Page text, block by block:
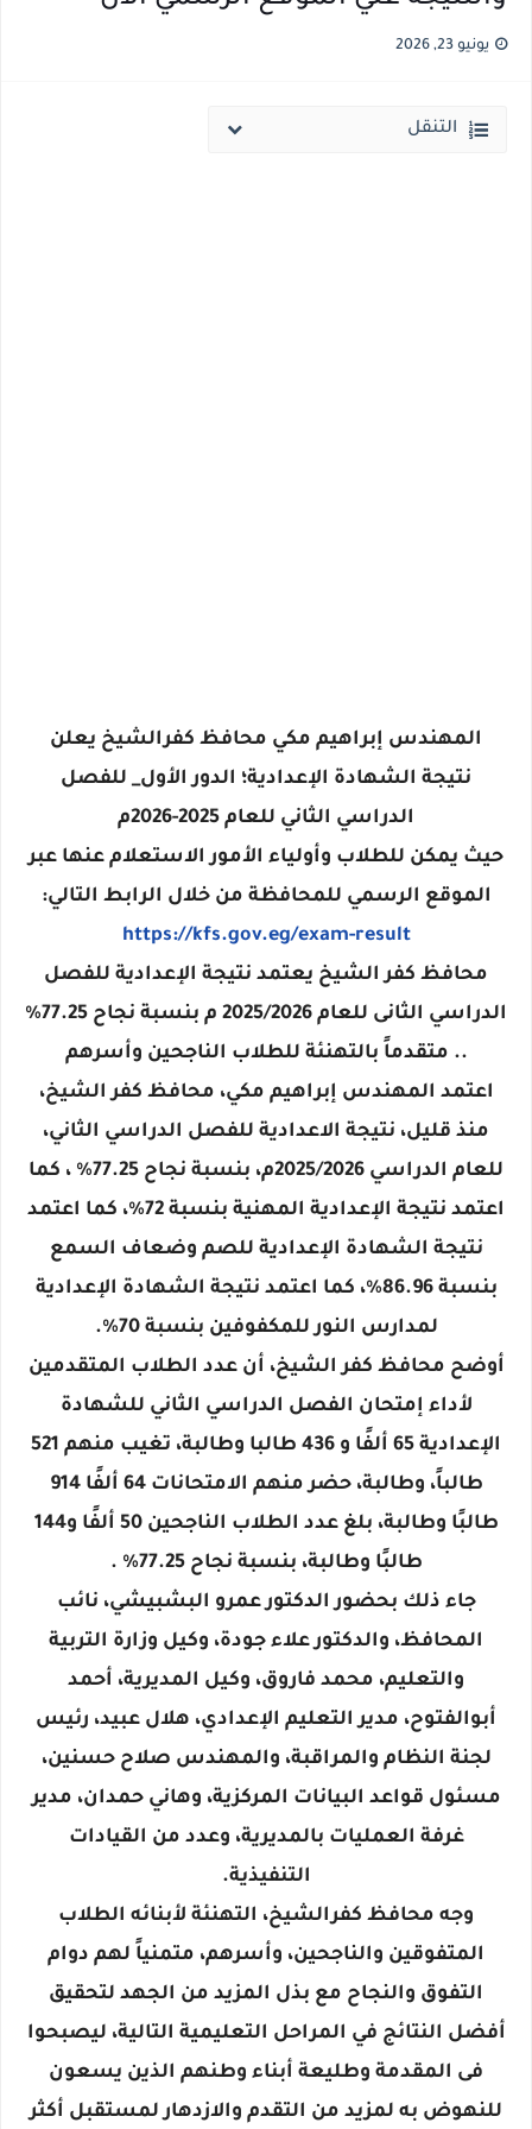
يونيو 23, 2026
التنقل
المهندس إبراهيم مكي محافظ كفرالشيخ يعلن
نتيجة الشهادة الإعدادية؛ الدور الأول_ للفصل
الدراسي الثاني للعام 2025-2026م
حيث يمكن للطلاب وأولياء الأمور الاستعلام عنها عبر
الموقع الرسمي للمحافظة من خلال الرابط التالي:
https://kfs.gov.eg/exam-result
محافظ كفر الشيخ يعتمد نتيجة الإعدادية للفصل
الدراسي الثانى للعام 2025/2026 م بنسبة نجاح 77.25٪؜
.. متقدماً بالتهنئة للطلاب الناجحين وأسرهم
اعتمد المهندس إبراهيم مكي، محافظ كفر الشيخ،
منذ قليل، نتيجة الاعدادية للفصل الدراسي الثاني،
للعام الدراسي 2025/2026م، بنسبة نجاح 77.25٪؜ ، كما
اعتمد نتيجة الإعدادية المهنية بنسبة 72٪؜، كما اعتمد
نتيجة الشهادة الإعدادية للصم وضعاف السمع
بنسبة 86.96٪؜، كما اعتمد نتيجة الشهادة الإعدادية
لمدارس النور للمكفوفين بنسبة 70٪؜.
أوضح محافظ كفر الشيخ، أن عدد الطلاب المتقدمين
لأداء إمتحان الفصل الدراسي الثاني للشهادة
الإعدادية 65 ألفًا و 436 طالبا وطالبة، تغيب منهم 521
طالباً، وطالبة، حضر منهم الامتحانات 64 ألفًا 914
طالبًا وطالبة، بلغ عدد الطلاب الناجحين 50 ألفًا و144
طالبًا وطالبة، بنسبة نجاح 77.25٪؜ .
جاء ذلك بحضور الدكتور عمرو البشبيشي، نائب
المحافظ، والدكتور علاء جودة، وكيل وزارة التربية
والتعليم، محمد فاروق، وكيل المديرية، أحمد
أبوالفتوح، مدير التعليم الإعدادي، هلال عبيد، رئيس
لجنة النظام والمراقبة، والمهندس صلاح حسنين،
مسئول قواعد البيانات المركزية، وهاني حمدان، مدير
غرفة العمليات بالمديرية، وعدد من القيادات
التنفيذية.
وجه محافظ كفرالشيخ، التهنئة لأبنائه الطلاب
المتفوقين والناجحين، وأسرهم، متمنياً لهم دوام
التفوق والنجاح مع بذل المزيد من الجهد لتحقيق
أفضل النتائج في المراحل التعليمية التالية، ليصبحوا
فى المقدمة وطليعة أبناء وطنهم الذين يسعون
للنهوض به لمزيد من التقدم والازدهار لمستقبل أكثر